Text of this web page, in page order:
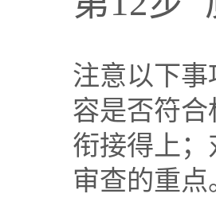
注意以下
容是否符
衔接得上
审查的重